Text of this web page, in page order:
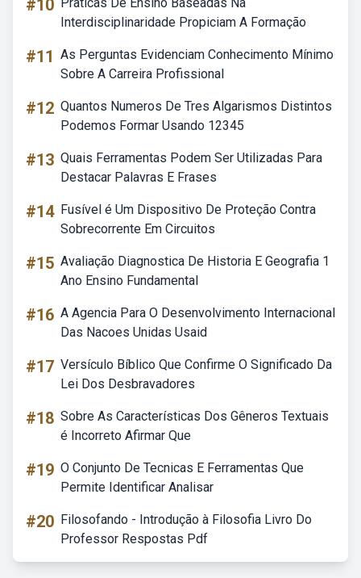
#10
Interdisciplinaridade Propiciam A Formação
#11 As Perguntas Evidenciam Conhecimento Mínimo
Sobre A Carreira Profissional
#12 Quantos Numeros De Tres Algarismos Distintos
Podemos Formar Usando 12345
#13 Quais Ferramentas Podem Ser Utilizadas Para
Destacar Palavras E Frases
#14 Fusível é Um Dispositivo De Proteção Contra
Sobrecorrente Em Circuitos
#15 Avaliação Diagnostica De Historia E Geografia 1
Ano Ensino Fundamental
#16 A Agencia Para O Desenvolvimento Internacional
Das Nacoes Unidas Usaid
#17 Versículo Bíblico Que Confirme O Significado Da
Lei Dos Desbravadores
#18 Sobre As Características Dos Gêneros Textuais
é Incorreto Afirmar Que
#19 O Conjunto De Tecnicas E Ferramentas Que
Permite Identificar Analisar
#20 Filosofando - Introdução à Filosofia Livro Do
Professor Respostas Pdf